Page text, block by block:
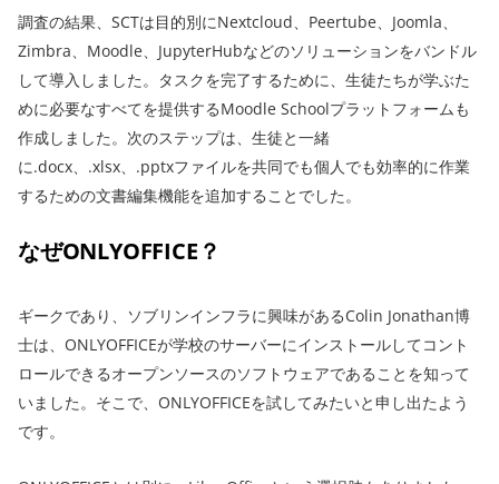
調査の結果、SCTは目的別にNextcloud、Peertube、Joomla、
Zimbra、Moodle、JupyterHubなどのソリューションをバンドル
して導入しました。タスクを完了するために、生徒たちが学ぶた
めに必要なすべてを提供するMoodle Schoolプラットフォームも
作成しました。次のステップは、生徒と一緒
に.docx、.xlsx、.pptxファイルを共同でも個人でも効率的に作業
するための文書編集機能を追加することでした。
なぜONLYOFFICE？
ギークであり、ソブリンインフラに興味があるColin Jonathan博
士は、ONLYOFFICEが学校のサーバーにインストールしてコント
ロールできるオープンソースのソフトウェアであることを知って
いました。そこで、ONLYOFFICEを試してみたいと申し出たよう
です。